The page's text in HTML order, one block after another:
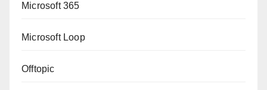
Microsoft 365
Microsoft Loop
Offtopic